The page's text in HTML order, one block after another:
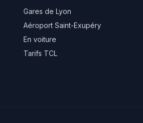
Gares de Lyon
Aéroport Saint-Exupéry
En voiture
Tarifs TCL